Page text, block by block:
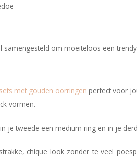
om moeiteloos een
sets met gouden oorringen perfect voor
vormen.
je tweede een medium ring en in je
chique look zonder te veel